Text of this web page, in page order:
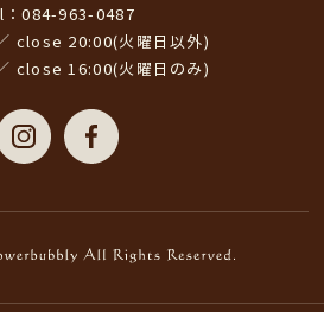
084-963-0487
close 20:00(火曜日以外)
close 16:00(火曜日のみ)